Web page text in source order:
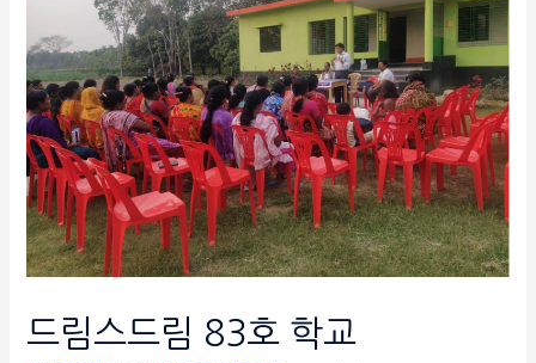
드림스드림 83호 학교